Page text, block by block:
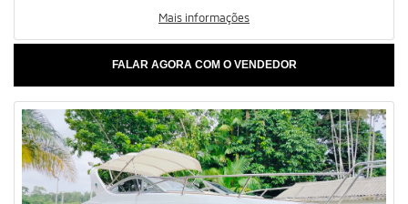
Mais informações
FALAR AGORA COM O VENDEDOR